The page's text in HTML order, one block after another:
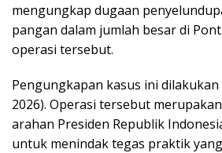
mengungkap dugaan
pangan dalam jumlah besar di
operasi tersebut.
Pengungkapan kasus ini dilakukan
2026). Operasi tersebut
arahan Presiden Republik
untuk menindak tegas praktik